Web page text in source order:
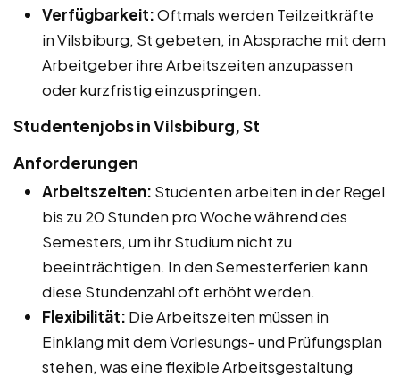
Verfügbarkeit:Oftmals werden Teilzeitkräfte
in Vilsbiburg, St gebeten, in Absprache mit dem
Arbeitgeber ihre Arbeitszeiten anzupassen
oder kurzfristig einzuspringen.
Studentenjobs in Vilsbiburg, St
Anforderungen
Arbeitszeiten: Studenten arbeiten in der Regel
bis zu 20 Stunden pro Woche während des
Semesters, um ihr Studium nicht zu
beeinträchtigen. In den Semesterferien kann
diese Stundenzahl oft erhöht werden.
Flexibilität: Die Arbeitszeiten müssen in
Einklang mit dem Vorlesungs- und Prüfungsplan
stehen, was eine flexible Arbeitsgestaltung